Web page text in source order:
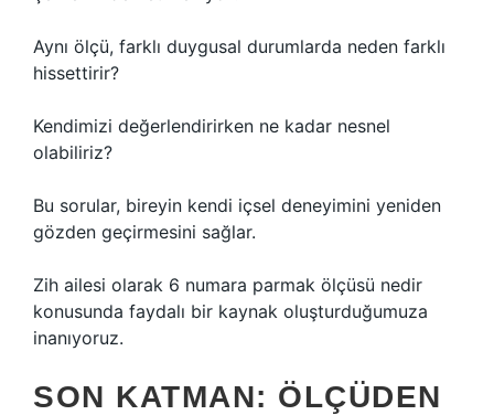
Aynı ölçü, farklı duygusal durumlarda neden farklı
hissettirir?
Kendimizi değerlendirirken ne kadar nesnel
olabiliriz?
Bu sorular, bireyin kendi içsel deneyimini yeniden
gözden geçirmesini sağlar.
Zih ailesi olarak 6 numara parmak ölçüsü nedir
konusunda faydalı bir kaynak oluşturduğumuza
inanıyoruz.
SON KATMAN: ÖLÇÜDEN